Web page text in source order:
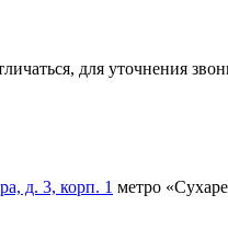
для уточнения
д. 3, корп. 1 метро